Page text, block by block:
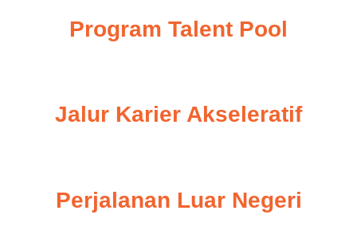
Program Talent Pool
Jalur Karier Akseleratif
Perjalanan Luar Negeri